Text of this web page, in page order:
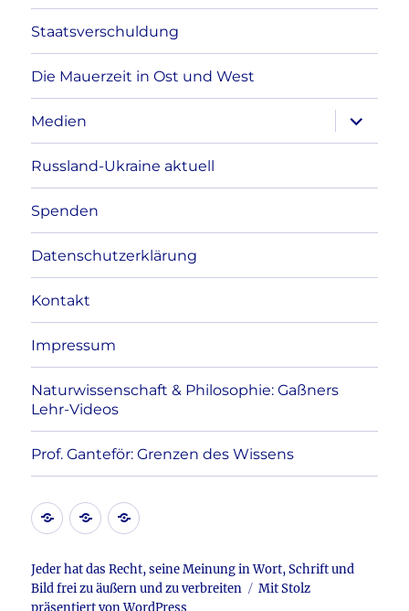
Staatsverschuldung
Die Mauerzeit in Ost und West
Medien
anzeigen
Russland-Ukraine aktuell
Spenden
Datenschutzerklärung
Kontakt
Impressum
Naturwissenschaft & Philosophie: Gaßners
Lehr-Videos
Prof. Ganteför: Grenzen des Wissens
KontaktDatenschutzerklärung
Impressum
Jeder hat das Recht, seine Meinung in Wort, Schrift und
Bild frei zu äußern und zu verbreiten
Mit Stolz
präsentiert von WordPress